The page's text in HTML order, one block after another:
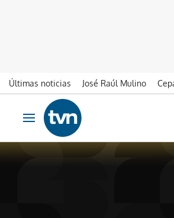
Últimas noticias José Raúl Mulino
Ir al contenido
Obrir navegació